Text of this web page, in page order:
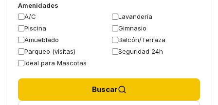
Amenidades
A/C
Lavandería
Piscina
Gimnasio
Amueblado
Balcón/Terraza
Parqueo (visitas)
Seguridad 24h
Ideal para Mascotas
Buscar